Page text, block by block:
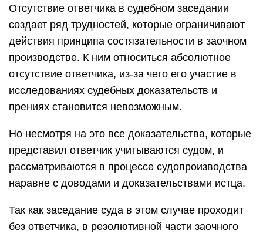
Отсутствие ответчика в судебном заседании
создает ряд трудностей, которые ограничивают
действия принципа состязательности в заочном
производстве. К ним относиться абсолютное
отсутствие ответчика, из-за чего его участие в
исследованиях судебных доказательств и
прениях становится невозможным.
Но несмотря на это все доказательства, которые
представил ответчик учитываются судом, и
рассматриваются в процессе судопроизводства
наравне с доводами и доказательствами истца.
Так как заседание суда в этом случае проходит
без ответчика, в резолютивной части заочного